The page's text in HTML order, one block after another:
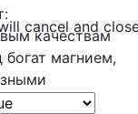
cancel and
качествам
магнием,